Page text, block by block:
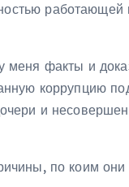
факты и
коррупцию
и
по коим